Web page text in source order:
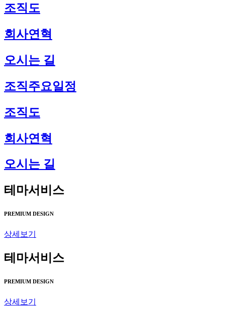
조직도
회사연혁
오시는 길
조직주요일정
조직도
회사연혁
오시는 길
테마서비스
PREMIUM DESIGN
상세보기
테마서비스
PREMIUM DESIGN
상세보기